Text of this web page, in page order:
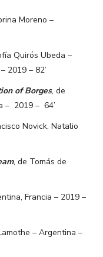
Moreno –
Quirós Ubeda –
2019 – 82’
of Borges, de
– 2019 – 64’
Novick, Natalio
, de Tomás de
Francia – 2019 –
– Argentina –